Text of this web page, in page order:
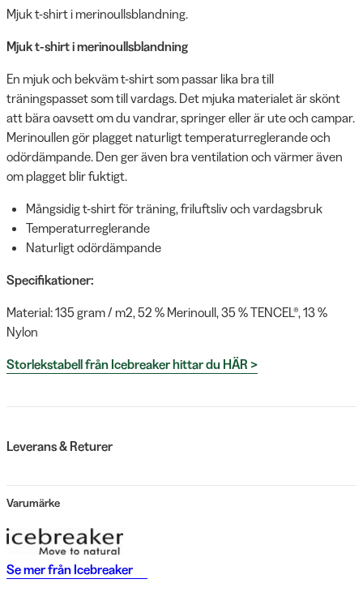
Mjuk t-shirt i merinoullsblandning.
Mjuk t-shirt i merinoullsblandning
En mjuk och bekväm t-shirt som passar lika bra till
träningspasset som till vardags. Det mjuka materialet är skönt
att bära oavsett om du vandrar, springer eller är ute och campar.
Merinoullen gör plagget naturligt temperaturreglerande och
odördämpande. Den ger även bra ventilation och värmer även
om plagget blir fuktigt.
Mångsidig t-shirt för träning, friluftsliv och vardagsbruk
Temperaturreglerande
Naturligt odördämpande
Specifikationer:
Material: 135 gram / m2, 52 % Merinoull, 35 % TENCEL®, 13 %
Nylon
Storlekstabell från Icebreaker hittar du HÄR >
Leverans & Returer
Varumärke
Se mer från Icebreaker